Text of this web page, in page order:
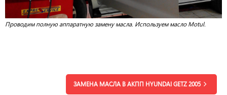
Проводим полную аппаратную замену масла. Используем масло Motul.
ЗАМЕНА МАСЛА В АКПП HYUNDAI GETZ 2005